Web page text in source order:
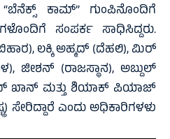
ಕಾಮ್” ಗುಂಪಿನೊಂದಿಗೆ
ಸಂಪರ್ಕ ಸಾಧಿಸಿದ್ದರು.
ಲಕ್ಕಿ ಅಹ್ಮದ್ (ದೆಹಲಿ), ಮಿರ್
ಜೀಶನ್ (ರಾಜಸ್ಥಾನ), ಅಬ್ದುಲ್
ಖಾನ್ ಮತ್ತು ಶಿಯಾಕ್ ಪಿಯಾಜ್
ಎಂದು ಅಧಿಕಾರಿಗಳಳು